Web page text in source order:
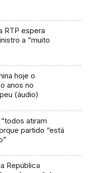
RTP espera
a “muito
hoje o
anos no
(áudio)
atiram
partido “está
República